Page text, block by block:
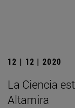
12 | 12 | 2020
La Ciencia
Altamira